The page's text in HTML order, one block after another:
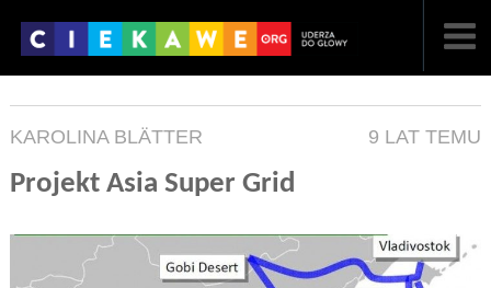
KAROLINA BLÄTTER 9 LAT TEMU
Projekt Asia Super Grid
NAJNOWSZE
A ARTYKUŁY